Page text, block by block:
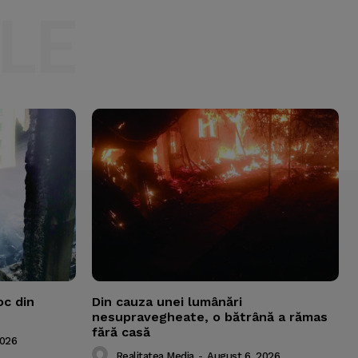
din
Din cauza unei lumânări
nesupravegheate, o bătrână a rămas
fără casă